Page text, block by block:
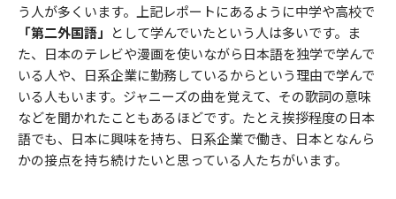
う人が多くいます。上記レポートにあるように中学や高校で
「第二外国語」 として学んでいたという人は多いです。ま
た、日本のテレビや漫画を使いながら日本語を独学で学んで
いる人や、日系企業に勤務しているからという理由で学んで
いる人もいます。ジャニーズの曲を覚えて、その歌詞の意味
などを聞かれたこともあるほどです。たとえ挨拶程度の日本
語でも、日本に興味を持ち、日系企業で働き、日本となんら
かの接点を持ち続けたいと思っている人たちがいます。